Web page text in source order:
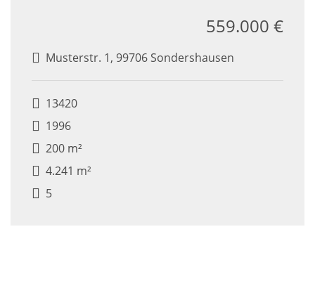
Musterstr. 1, 99706 Sondershausen
559.000 €
13420
1996
200 m²
4.241 m²
5